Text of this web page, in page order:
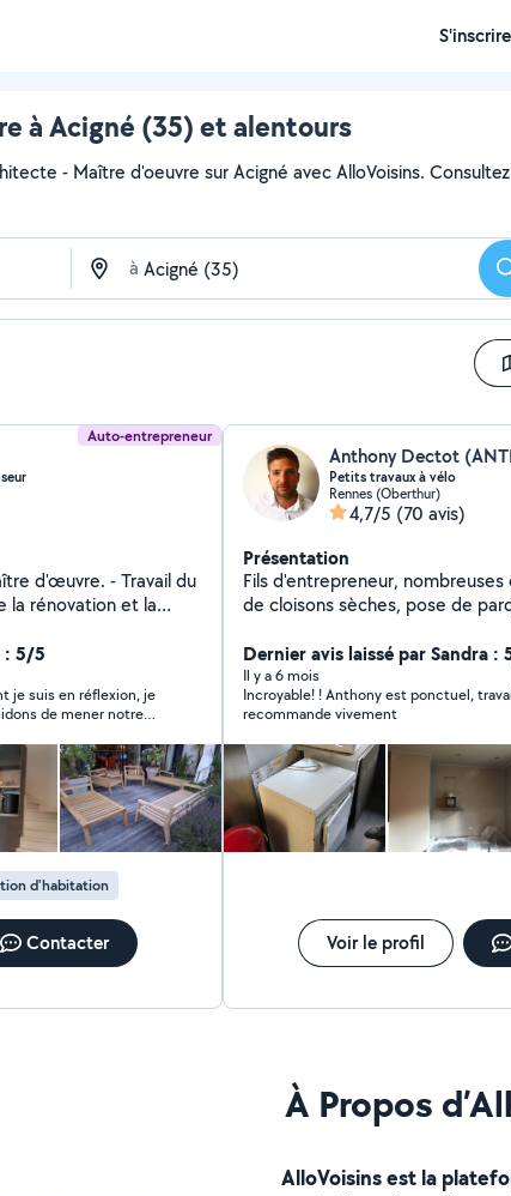
S'inscrire
à Acigné (35) et alentours
- Maître d'oeuvre sur Acigné avec AlloVoisins.
à
Auto-entrepreneur
d'œuvre. - Travail du
la rénovation et la
: 5/5
je suis en réflexion, je
de mener notre
d'habitation
Contacter
Petits travaux à vélo
Rennes (Oberthur)
4,7/5 (70 avis)
Présentation
Fils d'entrepreneur,
de cloisons sèches, pose de
simple.... Intervention rapide. Je
Dernier avis laissé par Sandra :
Il y a 6 mois
Incroyable! ! Anthony est ponctuel,
recommande vivement
Voir le profil
À Propos
AlloVoisins est la